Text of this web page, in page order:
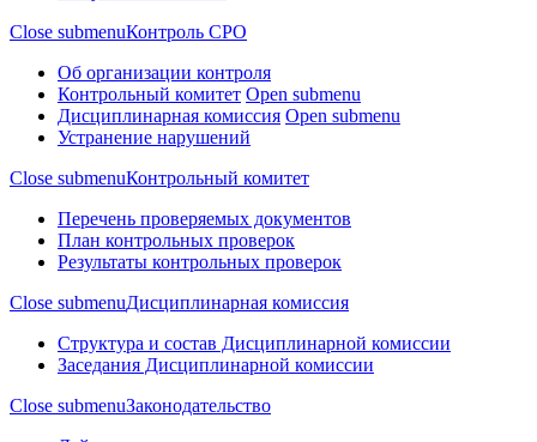
Close submenuКонтроль СРО
Об организации контроля
Контрольный комитет Open submenu
Дисциплинарная комиссия Open submenu
Устранение нарушений
Close submenuКонтрольный комитет
Перечень проверяемых документов
План контрольных проверок
Результаты контрольных проверок
Close submenuДисциплинарная комиссия
Структура и состав Дисциплинарной комиссии
Заседания Дисциплинарной комиссии
Close submenuЗаконодательство